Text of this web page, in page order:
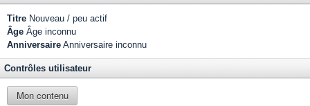
Titre Nouveau / peu actif
Âge Âge inconnu
Anniversaire Anniversaire inconnu
Contrôles utilisateur
Mon contenu